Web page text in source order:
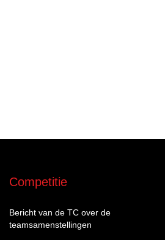
Competitie
Bericht van de TC over de
teamsamenstellingen